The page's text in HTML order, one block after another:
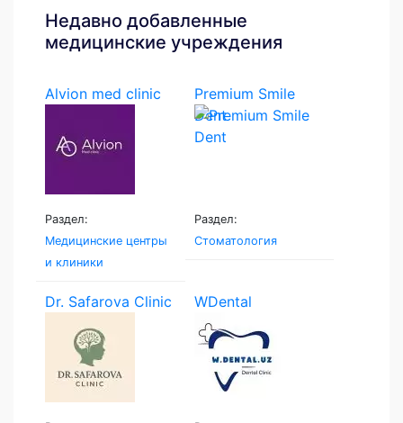
Недавно добавленные
медицинские учреждения
Alvion med clinic
Раздел:
Медицинские центры
и клиники
Premium Smile
Dent
Раздел:
Стоматология
Dr. Safarova Clinic WDental